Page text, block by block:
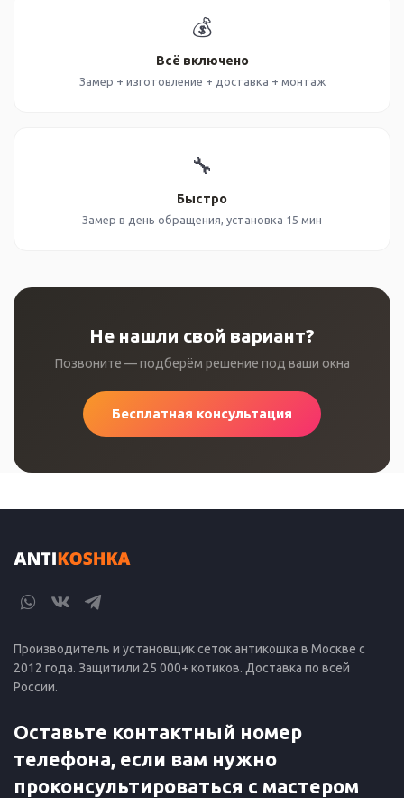
💰
Всё включено
Замер + изготовление + доставка + монтаж
🔧
Быстро
Замер в день обращения, установка 15 мин
Не нашли свой вариант?
Позвоните — подберём решение под ваши окна
Бесплатная консультация
Производитель и установщик сеток антикошка в Москве с
2012 года. Защитили 25 000+ котиков. Доставка по всей
России.
Оставьте контактный номер
телефона, если вам нужно
проконсультироваться с мастером